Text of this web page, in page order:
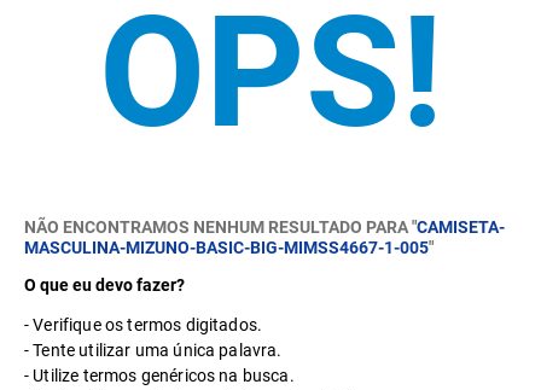
NÃO ENCONTRAMOS NENHUM RESULTADO PARA "CAMISETA-
MASCULINA-MIZUNO-BASIC-BIG-MIMSS4667-1-005"
O que eu devo fazer?
Verifique os termos digitados.
Tente utilizar uma única palavra.
Utilize termos genéricos na busca.